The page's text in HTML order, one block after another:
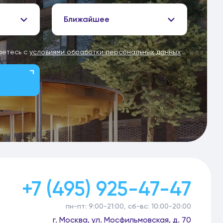
Ближайшее
с условиями обработки персональных данных
+7 (495) 925-47-47
пн-пт: 9:00-21:00, сб-вс: 10:00-20:00
г. Москва, ул. Мосфильмовская, д. 70